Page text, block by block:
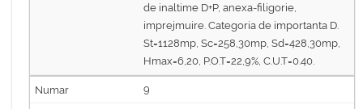
de inaltime D+P, anexa-filigorie,
imprejmuire. Categoria de importanta D.
St=1128mp, Sc=258,30mp, Sd=428,30mp,
Hmax=6,20, P.O.T=22,9%, C.U.T=0.40.
9